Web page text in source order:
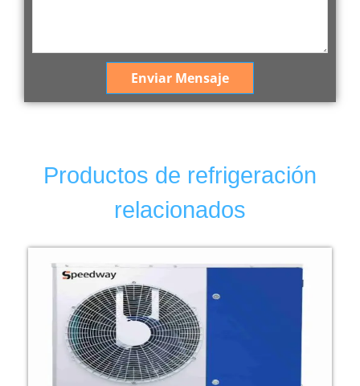
Enviar Mensaje
Productos de refrigeración
relacionados